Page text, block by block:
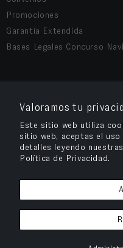
Valoramos tu
Este sitio web utiliza
sitio web, aceptas el uso
detalles leyendo
Política de Privacidad.
Promociones
Garantía Extendida
Bases Legales Concurso
© 2026
– Cuida tu